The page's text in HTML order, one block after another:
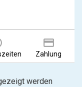
payment
Zahlung
werden